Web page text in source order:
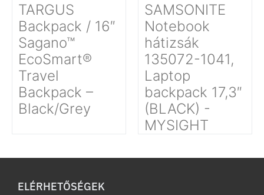
TARGUS
Backpack / 16″
Sagano™
EcoSmart®
Travel
Backpack –
Black/Grey
SAMSONITE
Notebook
hátizsák
135072-1041,
Laptop
backpack 17,3″
(BLACK) -
MYSIGHT
ELÉRHETŐSÉGEK